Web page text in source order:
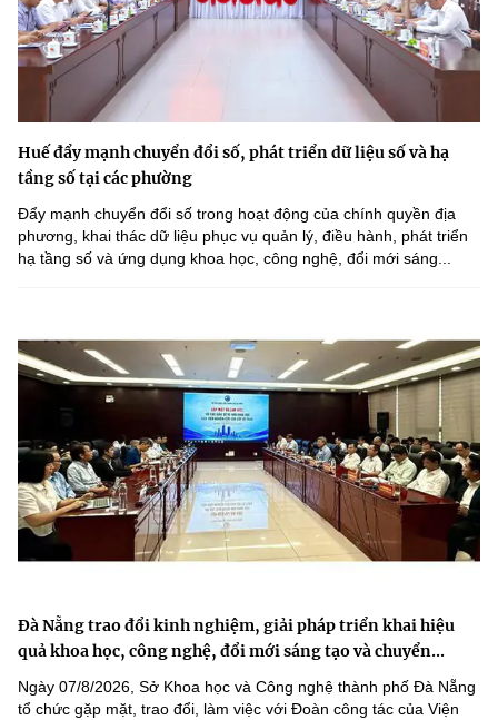
Huế đẩy mạnh chuyển đổi số, phát triển dữ liệu số và hạ
tầng số tại các phường
Đẩy mạnh chuyển đổi số trong hoạt động của chính quyền địa
phương, khai thác dữ liệu phục vụ quản lý, điều hành, phát triển
hạ tầng số và ứng dụng khoa học, công nghệ, đổi mới sáng...
Đà Nẵng trao đổi kinh nghiệm, giải pháp triển khai hiệu
quả khoa học, công nghệ, đổi mới sáng tạo và chuyển...
Ngày 07/8/2026, Sở Khoa học và Công nghệ thành phố Đà Nẵng
tổ chức gặp mặt, trao đổi, làm việc với Đoàn công tác của Viện